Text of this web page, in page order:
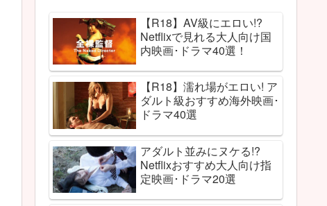
【R18】AV級にエロい!?
Netflixで見れる大人向け国
内映画･ドラマ40選！
【R18】濡れ場がエロい! ア
ダルト級おすすめ海外映画･
ドラマ40選
アダルト並みにヌケる!?
Netflixおすすめ大人向け指
定映画･ドラマ20選